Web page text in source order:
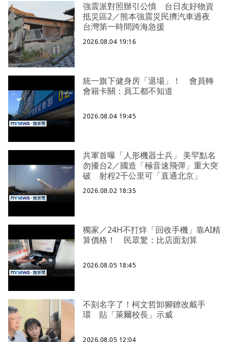
強震派對照辦引公憤 台日友好物資
抵災區2／熊本強震災民擠汽車過夜
台灣第一時間跨海急援
2026.08.04 19:16
統一旗下健身房「退場」！ 會員轉
會籍卡關：員工都不知道
2026.08.04 19:45
共軍首曝「人形機器士兵」 美罕點名
勿擾台2／國造「極音速飛彈」重大突
破 射程2千公里可「直通北京」
2026.08.02 18:35
獨家／24H不打烊「回收手機」靠AI精
算價格！ 民眾驚：比店面划算
2026.08.05 18:45
不刻名字了！柯文哲卸腳鐐改戴手
環 貼「萊爾校長」示威
2026.08.05 12:04